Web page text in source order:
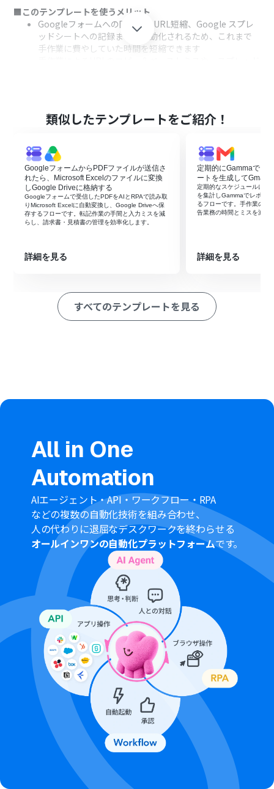
■このテンプレートを使うメリット
Googleフォームへの回答からURL短縮、Google スプレ
ッドシートへの記録までが自動化されるため、これまで
手作業に費やしていた時間を短縮できます
はじめに、Googleフォーム、Bitly、Google スプレッド
シートをYoomと連携します
に回答が送信されたら」というアクションを設定します
続いて、オペレーションでBitlyの「リンクを短縮する」
アクションを設定し、フォームの回答から取得したURLを
短縮します
最後に、オペレーションでGoogle スプレッドシートの
「レコードを追加する」アクションを設定し、短縮した
URLやその他の回答内容を指定のシートに追加します
ペレーション」：トリガー起動後、フロー内で処理を行うアク
Googleフォームのトリガー設定では、自動化の対象とし
たい任意のフォームIDを指定してください
Google スプレッドシートへのレコード追加設定では、記
トリガーは5分、10分、15分、30分、60分の間隔で起動
Googleフォームをトリガーとして使用した際の回答内容
を取得する方法は「 Googleフォームトリガーで、回答内
容を取得する方法」を参照ください。
類似したテンプレートをご紹介！
GoogleフォームからPDFファイルが送信さ
れたら、Microsoft Excelのファイルに変換
しGoogle Driveに格納する
Googleフォームで受信したPDFをAIとRPAで読み取
りMicrosoft Excelに自動変換し、Google Driveへ保
存するフローです。転記作業の手間と入力ミスを減
らし、請求書・見積書の管理を効率化します。
詳細を見る
定期的にGammaでフ
ートを生成してGmail
定期的なスケジュールに合
を集計しGammaでレポー
るフローです。手作業の集
告業務の時間とミスを減ら
詳細を見る
すべてのテンプレートを見る
All in One
Automation
AIエージェント・API・ワークフロー・RPA
などの複数の自動化技術を組み合わせ、
人の代わりに退屈なデスクワークを終わらせる
オールインワンの自動化プラットフォームです。